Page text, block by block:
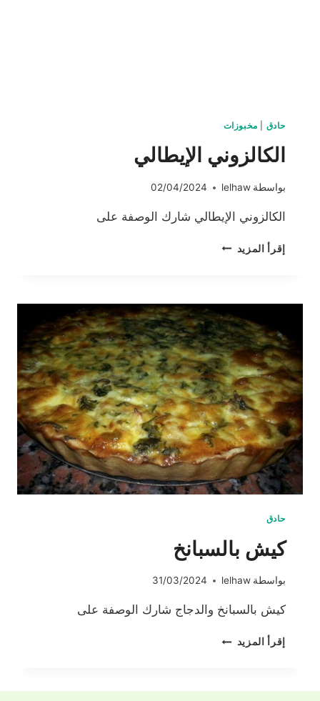
حادق مخبوزات
الكالزوني الإيطالي
بواسطة lelhaw
02/04/2024
الكالزوني الإيطالي شارك الوصفة على
إقرأ المزيد الكالزوني
حادق
كيش بالسبانخ
بواسطة lelhaw
31/03/2024
كيش بالسبانخ والدجاج شارك الوصفة على
إقرأ المزيد كيش